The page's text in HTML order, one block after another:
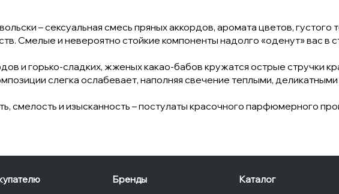
– сексуальная смесь пряных аккордов, аромата цветов,
Смелые и невероятно стойкие компоненты надолго «оденут» вас в
и горько-сладких, жженых какао-бабов кружатся острые стручки
слегка ослабевает, наполняя свечение теплыми,
смелость и изысканность – постулаты красочного парфюмерного
Бренды Каталог